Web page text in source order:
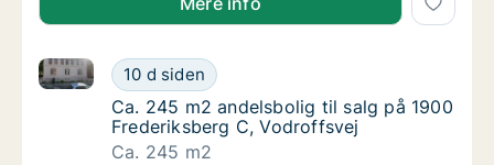
Ca. 245 m2 andelsbolig til salg på 1900
10 d siden
Ca. 245 m2 andelsbolig til salg på 1900
Ca. 245 m2 andelsbolig til salg på 1900
Ca. 245 m2 andelsbolig til salg på 1900
Frederiksberg C, Vodroffsvej
Ca. 245 m2